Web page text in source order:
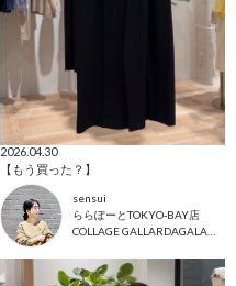
2026.04.30
【もう買った？】
sensui
ららぽーとTOKYO-BAY店
COLLAGE GALLARDAGALANTE